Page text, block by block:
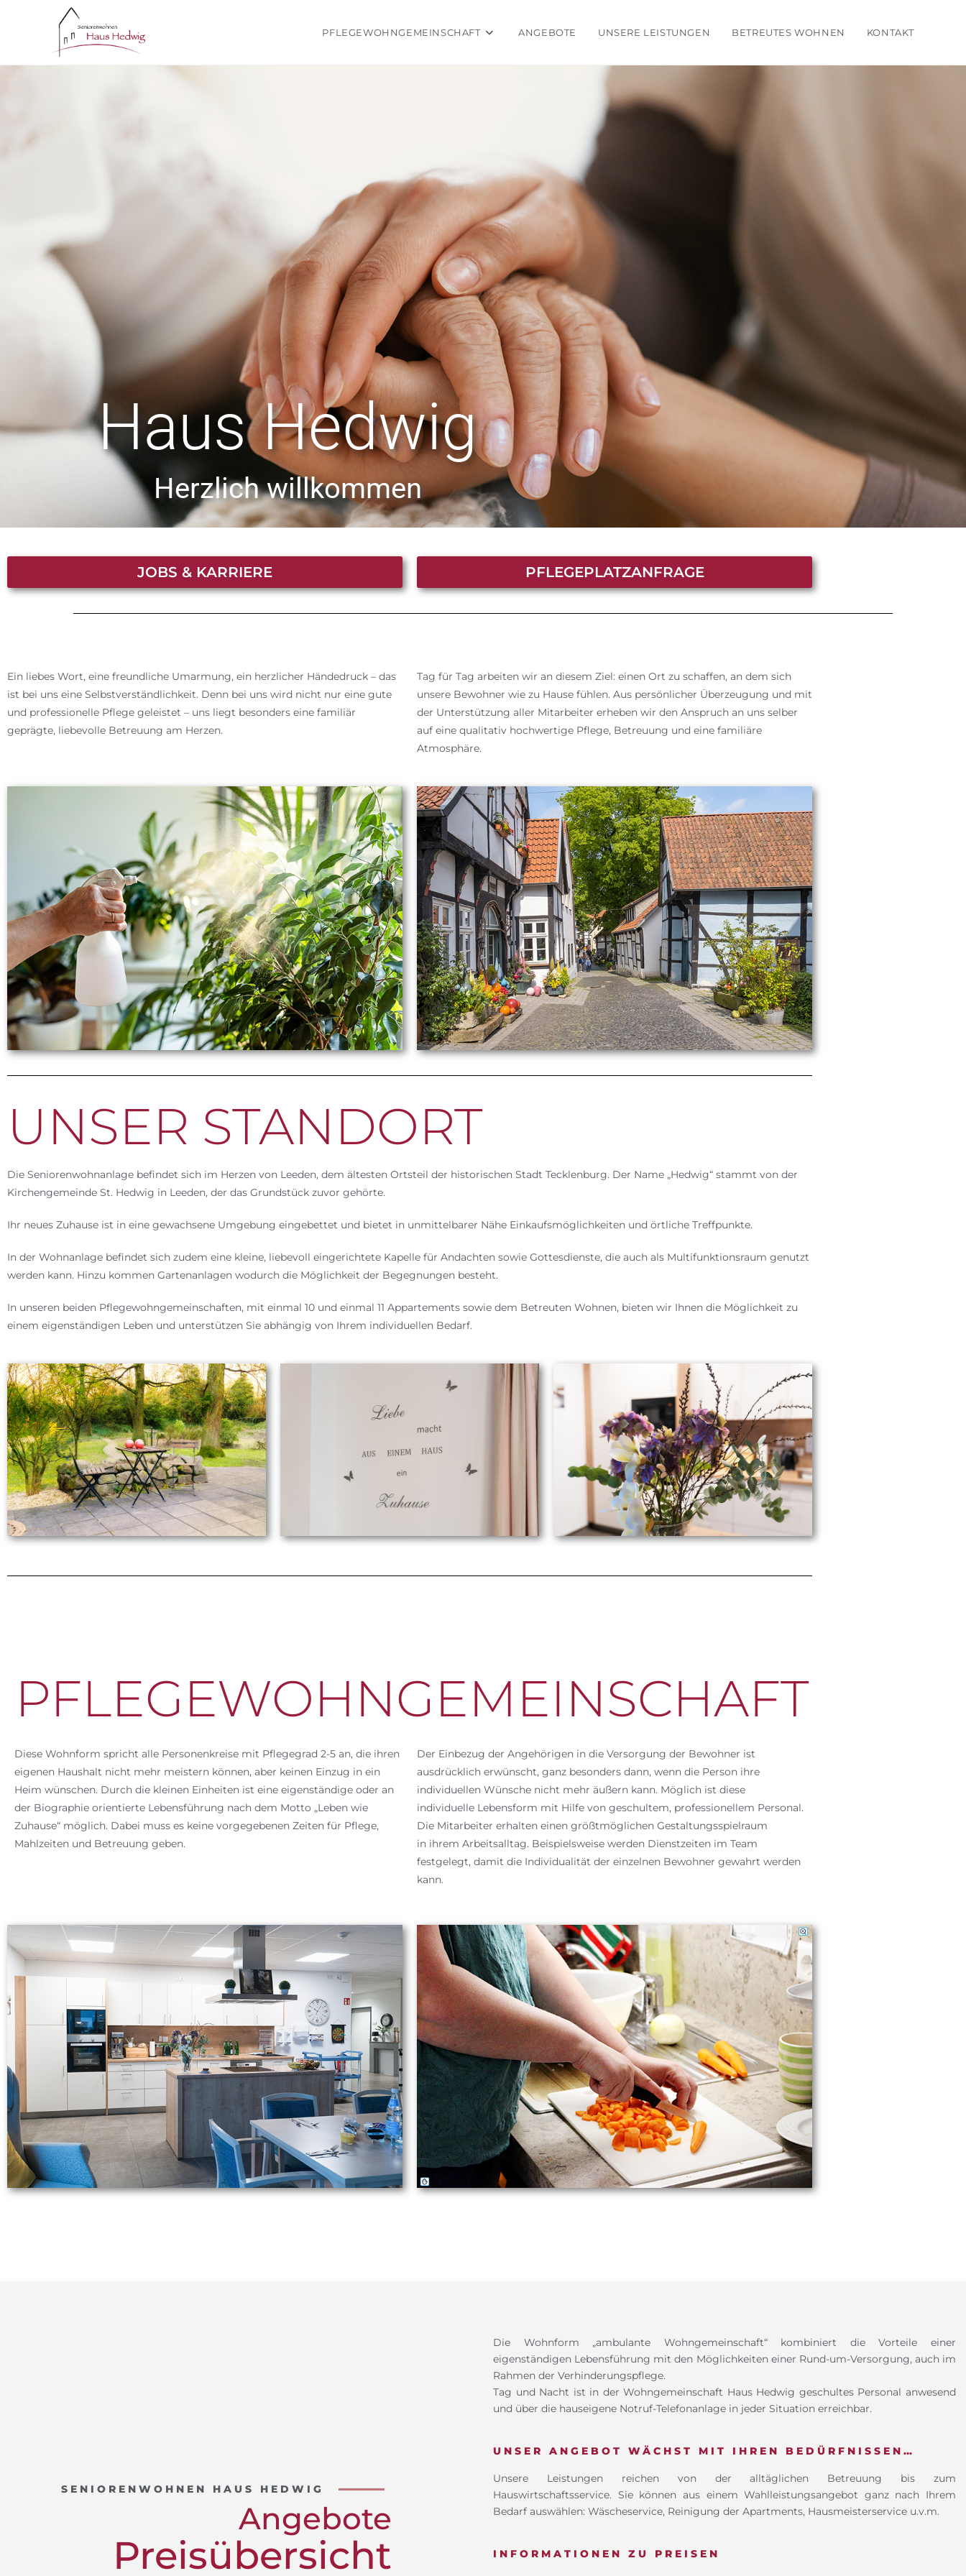
PFLEGEWOHNGEMEINSCHAFT ANGEBOTE UNSERE LEISTUNGEN BETREUTES WOHNEN KONTAKT
Haus Hedwig
Herzlich willkommen
JOBS & KARRIERE PFLEGEPLATZANFRAGE
Ein liebes Wort, eine freundliche Umarmung, ein herzlicher Händedruck – das
ist bei uns eine Selbstverständlichkeit. Denn bei uns wird nicht nur eine gute
und professionelle Pflege geleistet – uns liegt besonders eine familiär
geprägte, liebevolle Betreuung am Herzen.
Tag für Tag arbeiten wir an diesem Ziel: einen Ort zu schaffen, an dem sich
unsere Bewohner wie zu Hause fühlen. Aus persönlicher Überzeugung und mit
der Unterstützung aller Mitarbeiter erheben wir den Anspruch an uns selber
auf eine qualitativ hochwertige Pflege, Betreuung und eine familiäre
Atmosphäre.
UNSER STANDORT
Die Seniorenwohnanlage befindet sich im Herzen von Leeden, dem ältesten Ortsteil der historischen Stadt Tecklenburg. Der Name „Hedwig“ stammt von der
Kirchengemeinde St. Hedwig in Leeden, der das Grundstück zuvor gehörte.
Ihr neues Zuhause ist in eine gewachsene Umgebung eingebettet und bietet in unmittelbarer Nähe Einkaufsmöglichkeiten und örtliche Treffpunkte.
In der Wohnanlage befindet sich zudem eine kleine, liebevoll eingerichtete Kapelle für Andachten sowie Gottesdienste, die auch als Multifunktionsraum genutzt
werden kann. Hinzu kommen Gartenanlagen wodurch die Möglichkeit der Begegnungen besteht.
In unseren beiden Pflegewohngemeinschaften, mit einmal 10 und einmal 11 Appartements sowie dem Betreuten Wohnen, bieten wir Ihnen die Möglichkeit zu
einem eigenständigen Leben und unterstützen Sie abhängig von Ihrem individuellen Bedarf.
PFLEGEWOHNGEMEINSCHAFT
Diese Wohnform spricht alle Personenkreise mit Pflegegrad 2-5 an, die ihren
eigenen Haushalt nicht mehr meistern können, aber keinen Einzug in ein
Heim wünschen. Durch die kleinen Einheiten ist eine eigenständige oder an
der Biographie orientierte Lebensführung nach dem Motto „Leben wie
Zuhause“ möglich. Dabei muss es keine vorgegebenen Zeiten für Pflege,
Mahlzeiten und Betreuung geben.
Der Einbezug der Angehörigen in die Versorgung der Bewohner ist
ausdrücklich erwünscht, ganz besonders dann, wenn die Person ihre
individuellen Wünsche nicht mehr äußern kann. Möglich ist diese
individuelle Lebensform mit Hilfe von geschultem, professionellem Personal.
Die Mitarbeiter erhalten einen größtmöglichen Gestaltungsspielraum
in ihrem Arbeitsalltag. Beispielsweise werden Dienstzeiten im Team
festgelegt, damit die Individualität der einzelnen Bewohner gewahrt werden
kann.
SENIORENWOHNEN HAUS HEDWIG
Angebote
Preisübersicht
Die Wohnform „ambulante Wohngemeinschaft“ kombiniert die Vorteile einer
eigenständigen Lebensführung mit den Möglichkeiten einer Rund-um-Versorgung, auch im
Rahmen der Verhinderungspflege.
Tag und Nacht ist in der Wohngemeinschaft Haus Hedwig geschultes Personal anwesend
und über die hauseigene Notruf-Telefonanlage in jeder Situation erreichbar.
UNSER ANGEBOT WÄCHST MIT IHREN BEDÜRFNISSEN…
Unsere Leistungen reichen von der alltäglichen Betreuung bis zum
Hauswirtschaftsservice. Sie können aus einem Wahlleistungsangebot ganz nach Ihrem
Bedarf auswählen: Wäscheservice, Reinigung der Apartments, Hausmeisterservice u.v.m.
INFORMATIONEN ZU PREISEN